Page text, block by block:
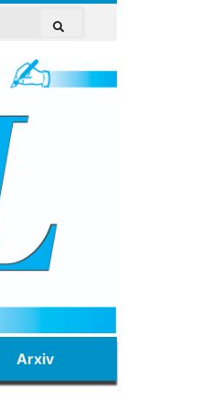
Arxiv